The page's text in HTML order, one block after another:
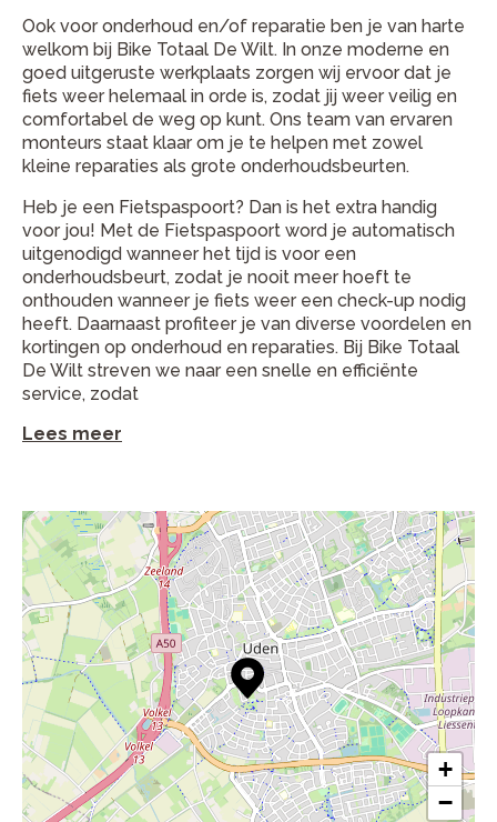
Ook voor onderhoud en/of reparatie ben je van harte
welkom bij Bike Totaal De Wilt. In onze moderne en
goed uitgeruste werkplaats zorgen wij ervoor dat je
fiets weer helemaal in orde is, zodat jij weer veilig en
comfortabel de weg op kunt. Ons team van ervaren
monteurs staat klaar om je te helpen met zowel
kleine reparaties als grote onderhoudsbeurten.
Heb je een Fietspaspoort? Dan is het extra handig
voor jou! Met de Fietspaspoort word je automatisch
uitgenodigd wanneer het tijd is voor een
onderhoudsbeurt, zodat je nooit meer hoeft te
onthouden wanneer je fiets weer een check-up nodig
heeft. Daarnaast profiteer je van diverse voordelen en
kortingen op onderhoud en reparaties. Bij Bike Totaal
De Wilt streven we naar een snelle en efficiënte
service, zodat
Lees meer
+
−